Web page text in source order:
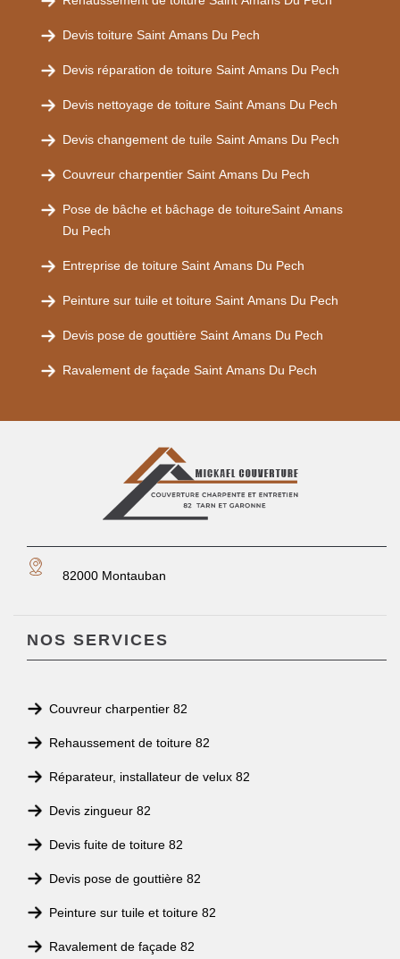
Devis toiture Saint Amans Du Pech
Devis réparation de toiture Saint Amans Du Pech
Devis nettoyage de toiture Saint Amans Du Pech
Devis changement de tuile Saint Amans Du Pech
Couvreur charpentier Saint Amans Du Pech
Pose de bâche et bâchage de toitureSaint Amans
Du Pech
Entreprise de toiture Saint Amans Du Pech
Peinture sur tuile et toiture Saint Amans Du Pech
Devis pose de gouttière Saint Amans Du Pech
Ravalement de façade Saint Amans Du Pech
82000 Montauban
NOS SERVICES
Couvreur charpentier 82
Rehaussement de toiture 82
Réparateur, installateur de velux 82
Devis zingueur 82
Devis fuite de toiture 82
Devis pose de gouttière 82
Peinture sur tuile et toiture 82
Ravalement de façade 82